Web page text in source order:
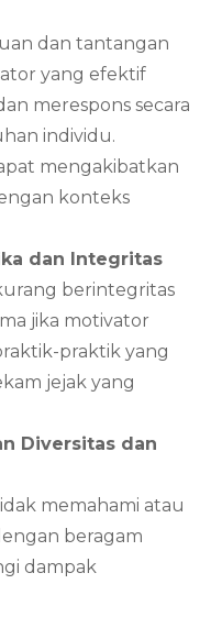
dan tantangan
yang efektif
merespons secara
individu.
mengakibatkan
konteks
dan Integritas
berintegritas
jika motivator
praktik yang
jejak yang
Diversitas dan
memahami atau
beragam
dampak